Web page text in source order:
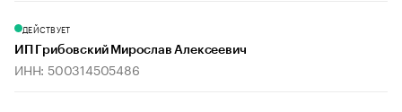
ДЕЙСТВУЕТ
ИП Грибовский Мирослав Алексеевич
ИНН: 500314505486